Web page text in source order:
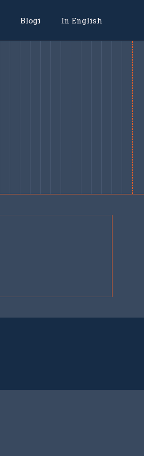
Blogi In English